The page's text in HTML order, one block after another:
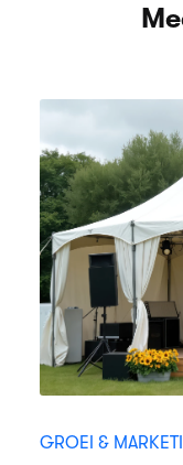
GROEI &